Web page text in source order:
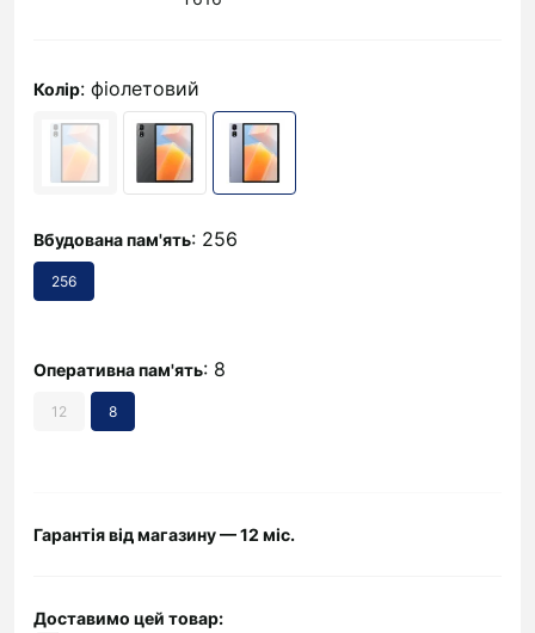
Колір: фіолетовий
Вбудована пам'ять: 256
256
Оперативна пам'ять: 8
12 8
Гарантія від магазину — 12 міс.
Доставимо цей товар: